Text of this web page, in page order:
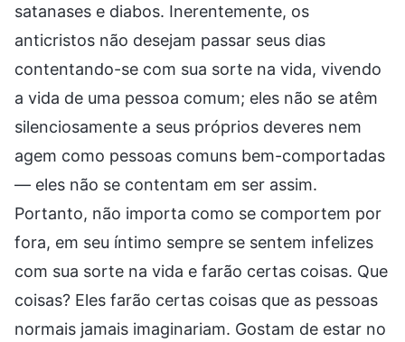
satanases e diabos. Inerentemente, os
anticristos não desejam passar seus dias
contentando-se com sua sorte na vida, vivendo
a vida de uma pessoa comum; eles não se atêm
silenciosamente a seus próprios deveres nem
agem como pessoas comuns bem-comportadas
— eles não se contentam em ser assim.
Portanto, não importa como se comportem por
fora, em seu íntimo sempre se sentem infelizes
com sua sorte na vida e farão certas coisas. Que
coisas? Eles farão certas coisas que as pessoas
normais jamais imaginariam. Gostam de estar no